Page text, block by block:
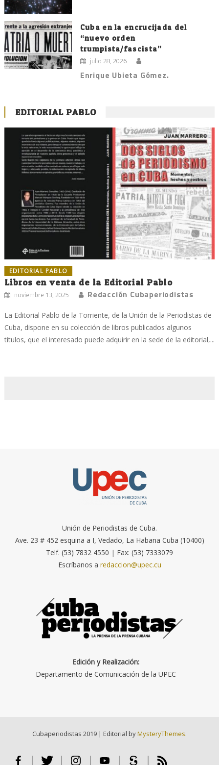
Cuba en la encrucijada del
“nuevo orden
trumpista/fascista”
julio 28, 2026
Enrique Ubieta Gómez.
EDITORIAL PABLO
EDITORIAL PABLO
Libros en venta de la Editorial Pablo
noviembre 13, 2025 Redacción Cubaperiodistas
La Editorial Pablo de la Torriente, de la Unión de la Periodistas de
Cuba, dispone en su colección de libros publicados algunos
títulos, que el interesado puede adquirir en la sede de la editorial,...
Unión de Periodistas de Cuba.
Ave. 23 # 452 esquina a I, Vedado, La Habana Cuba (10400)
Telf. (53) 7832 4550 | Fax: (53) 7333079
Escríbanos a redaccion@upec.cu
Edición y Realización:
Departamento de Comunicación de la UPEC
Cubaperiodistas 2019 | Editorial byMysteryThemes.